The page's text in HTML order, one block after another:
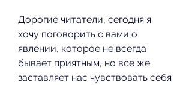
Дорогие читатели, сегодня я
хочу поговорить с вами о
явлении, которое не всегда
бывает приятным, но все же
заставляет нас чувствовать себя